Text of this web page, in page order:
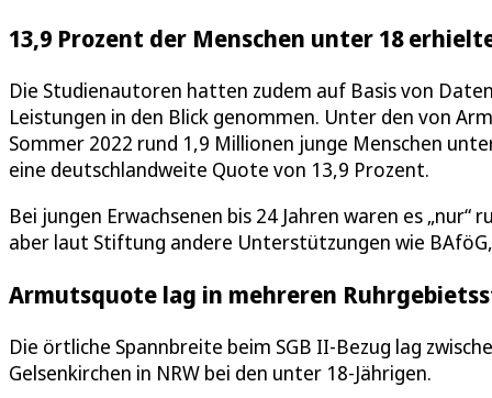
13,9 Prozent der Menschen unter 18
Die Studienautoren hatten zudem auf Basis von
Leistungen in den Blick genommen. Unter den von
Sommer 2022 rund 1,9 Millionen junge Menschen
eine deutschlandweite Quote von 13,9 Prozent.
Bei jungen Erwachsenen bis 24 Jahren waren es
aber laut Stiftung andere Unterstützungen wie
Armutsquote lag in mehreren
Die örtliche Spannbreite beim SGB II-Bezug lag
Gelsenkirchen in NRW bei den unter 18-Jährigen.